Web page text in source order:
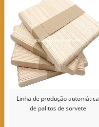
Linha de produção automática
de palitos de sorvete